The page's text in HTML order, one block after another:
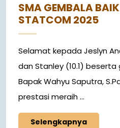
SMA GEMBALA
STATCOM 2025
Selamat kepada Jeslyn
dan Stanley (10.1)
Bapak Wahyu Saputra,
prestasi meraih ...
Selengkapnya